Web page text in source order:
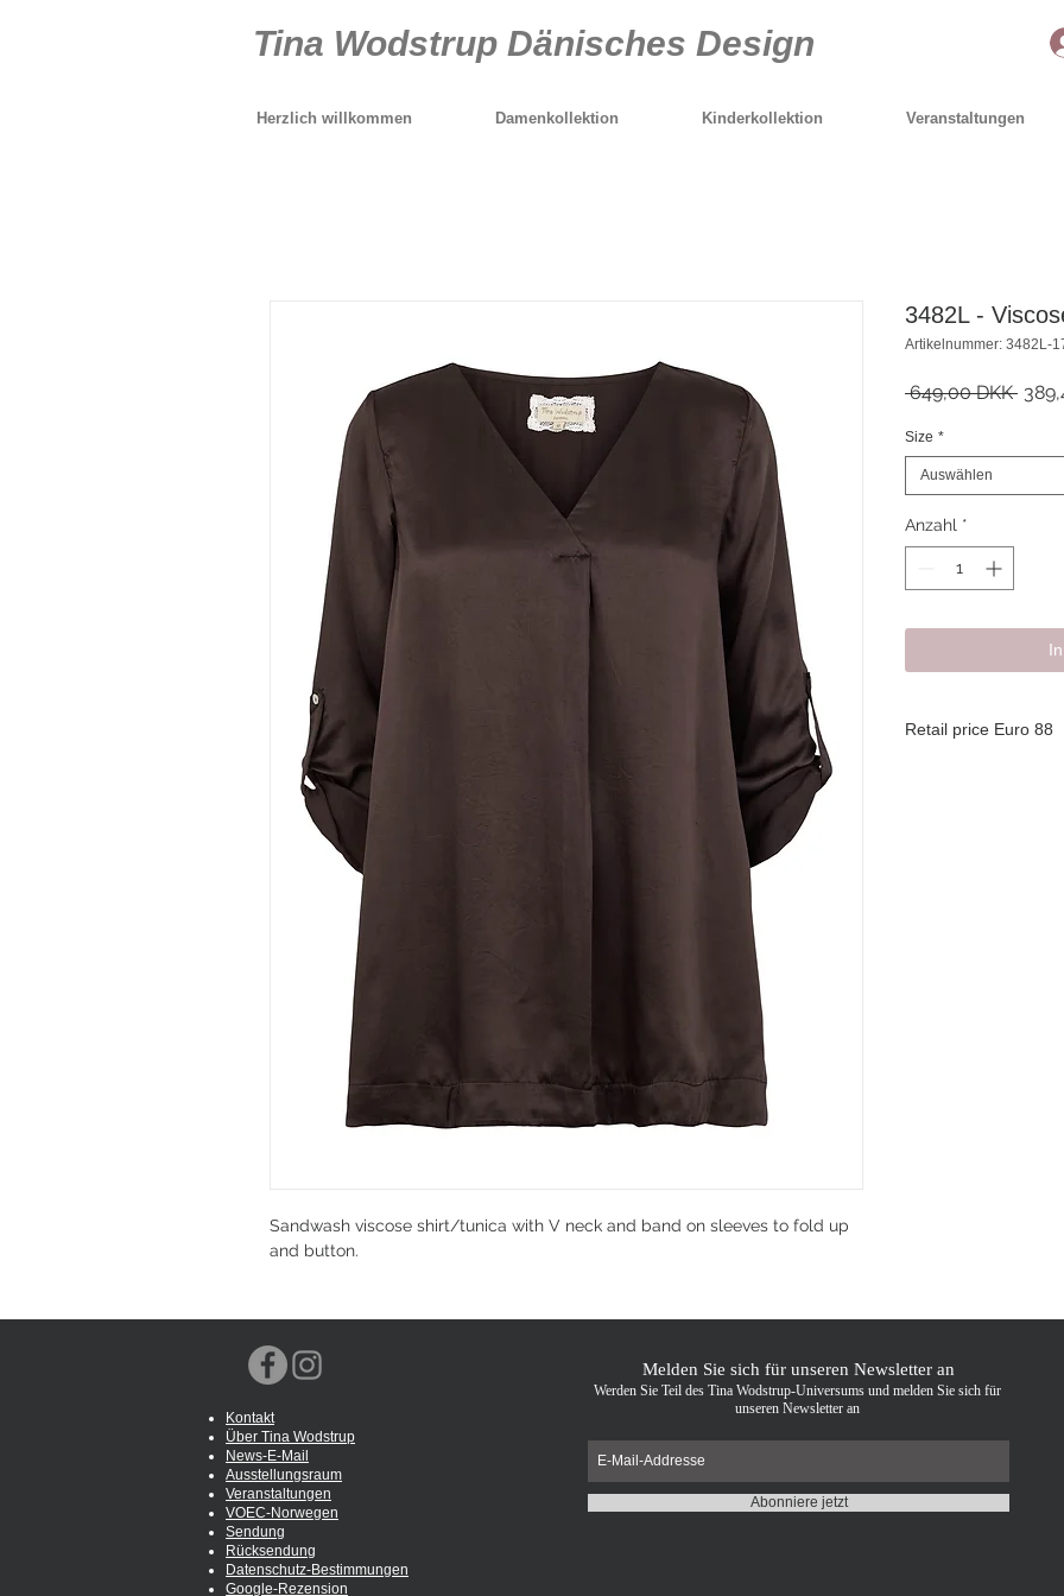
Tina Wodstrup Dänisches Design
Herzlich willkommen Damenkollektion Kinderkollektion Veranstaltungen
Sandwash viscose shirt/tunica with V neck and band on sleeves to fold up
and button.
3482L -
Artikelnummer: 3482L-
649,00 DKK
Size *
Auswählen
Anzahl *
Retail price Euro 88
Kontakt
Über Tina Wodstrup
News-E-Mail
Ausstellungsraum
Veranstaltungen
VOEC-Norwegen
Sendung
Rücksendung
Datenschutz-Bestimmungen
Google-Rezension
Melden Sie sich für unseren Newsletter an
Werden Sie Teil des Tina Wodstrup-Universums und melden Sie sich für
unseren Newsletter an
Abonniere jetzt